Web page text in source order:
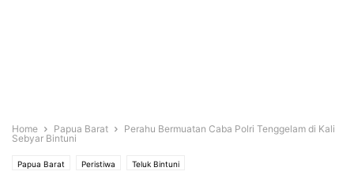
Home Papua Barat
Perahu Bermuatan Caba Polri Tenggelam di Kali
Sebyar Bintuni
Papua Barat Peristiwa Teluk Bintuni